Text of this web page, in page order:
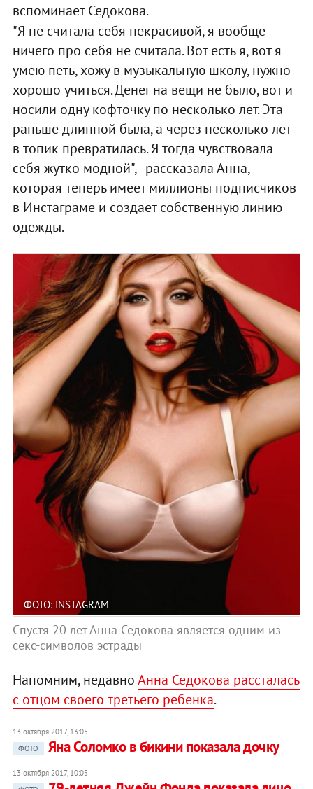
вспоминает Седокова.
"Я не считала себя некрасивой, я вообще
ничего про себя не считала. Вот есть я, вот я
умею петь, хожу в музыкальную школу, нужно
хорошо учиться. Денег на вещи не было, вот и
носили одну кофточку по несколько лет. Эта
раньше длинной была, а через несколько лет
в топик превратилась. Я тогда чувствовала
себя жутко модной", - рассказала Анна,
которая теперь имеет миллионы подписчиков
в Инстаграме и создает собственную линию
одежды.
ФОТО: INSTAGRAM
Спустя 20 лет Анна Седокова является одним из
секс-символов эстрады
Напомним, недавноАнна Седокова рассталась
с отцом своего третьего ребенка.
13 октября 2017, 13:05
ФОТО
Яна Соломко в бикини показала дочку
13 октября 2017, 10:05